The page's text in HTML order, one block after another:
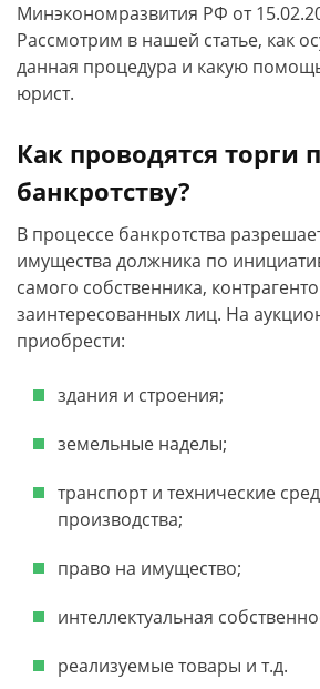
Минэкономразвития РФ от
Рассмотрим в нашей статье, как
данная процедура и какую
юрист.
Как проводятся торги
банкротству?
В процессе банкротства
имущества должника по
самого собственника,
заинтересованных лиц. На
приобрести:
здания и строения;
земельные наделы;
транспорт и технические
производства;
право на имущество;
интеллектуальная
реализуемые товары и т.д.